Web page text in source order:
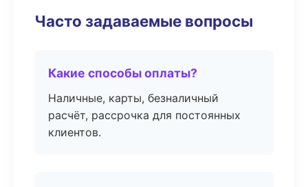
Часто задаваемые вопросы
Какие способы оплаты?
Наличные, карты, безналичный
расчёт, рассрочка для постоянных
клиентов.